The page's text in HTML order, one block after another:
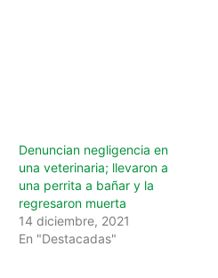
Denuncian negligencia en
una veterinaria; llevaron a
una perrita a bañar y la
regresaron muerta
14 diciembre, 2021
En "Destacadas"